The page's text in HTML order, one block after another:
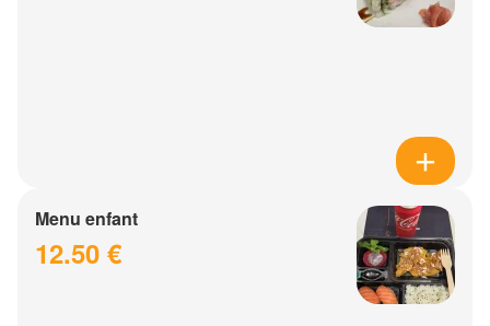
Menu enfant
12.50 €